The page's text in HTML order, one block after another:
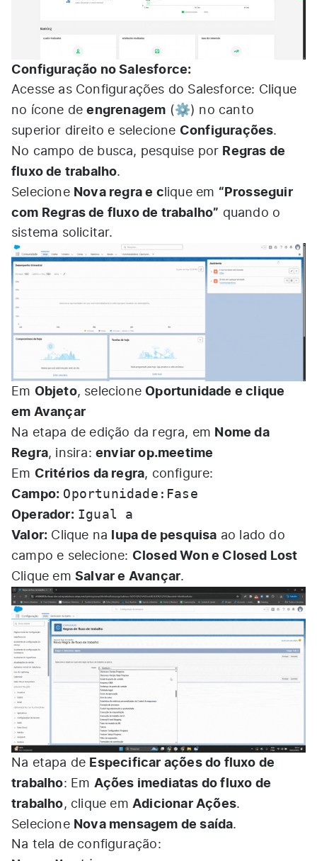
Configuração no Salesforce:
Acesse as Configurações do Salesforce: Clique
no ícone deengrenagem (⚙️) no canto
superior direito e selecione Configurações.
No campo de busca, pesquise por Regras de
fluxo de trabalho.
Selecione Nova regra e c lique em “Prosseguir
com Regras de fluxo de trabalho” quando o
sistema solicitar.
Em Objeto, selecione Oportunidade e clique
em Avançar
Na etapa de edição da regra, em Nome da
Regra, insira: enviar op.meetime
Em Critérios da regra, configure:
Campo: Oportunidade:Fase
Operador: Igual a
Valor: Clique na lupa de pesquisa ao lado do
campo e selecione: Closed Won e Closed Lost
Clique em Salvar e Avançar.
Na etapa de Especificar ações do fluxo de
trabalho: Em Ações imediatas do fluxo de
trabalho, clique emAdicionar Ações.
Selecione Nova mensagem de saída.
Na tela de configuração: